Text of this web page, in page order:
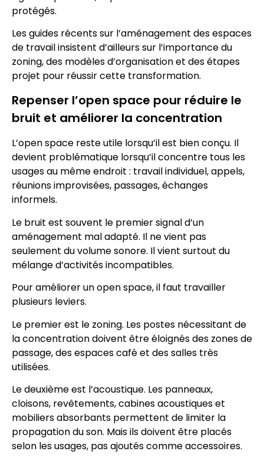
protégés.
Les guides récents sur l’aménagement des espaces
de travail insistent d’ailleurs sur l’importance du
zoning, des modèles d’organisation et des étapes
projet pour réussir cette transformation.
Repenser l’open space pour réduire le
bruit et améliorer la concentration
L’open space reste utile lorsqu’il est bien conçu. Il
devient problématique lorsqu’il concentre tous les
usages au même endroit : travail individuel, appels,
réunions improvisées, passages, échanges
informels.
Le bruit est souvent le premier signal d’un
aménagement mal adapté. Il ne vient pas
seulement du volume sonore. Il vient surtout du
mélange d’activités incompatibles.
Pour améliorer un open space, il faut travailler
plusieurs leviers.
Le premier est le zoning. Les postes nécessitant de
la concentration doivent être éloignés des zones de
passage, des espaces café et des salles très
utilisées.
Le deuxième est l’acoustique. Les panneaux,
cloisons, revêtements, cabines acoustiques et
mobiliers absorbants permettent de limiter la
propagation du son. Mais ils doivent être placés
selon les usages, pas ajoutés comme accessoires.